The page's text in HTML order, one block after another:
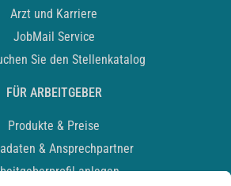
Arzt und Karriere
JobMail Service
Sie den Stellenkatalog
FÜR ARBEITGEBER
Produkte & Preise
& Ansprechpartner
anlegen